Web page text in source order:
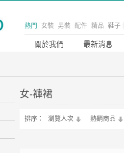
熱門 女裝 男裝 配件 精品 鞋子
熱門關鍵字設定
關於我們 最新消息
女-褲裙
排序： 瀏覽人次 熱銷商品